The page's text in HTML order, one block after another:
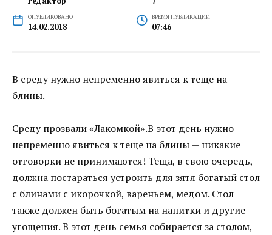
ОПУБЛИКОВАНО
14.02.2018
ВРЕМЯ ПУБЛИКАЦИИ
07:46
В среду нужно непременно явиться к теще на
блины.
Среду прозвали «Лакомкой».В этот день нужно
непременно явиться к теще на блины — никакие
отговорки не принимаются! Теща, в свою очередь,
должна постараться устроить для зятя богатый стол
с блинами с икорочкой, вареньем, медом. Стол
также должен быть богатым на напитки и другие
угощения. В этот день семья собирается за столом,